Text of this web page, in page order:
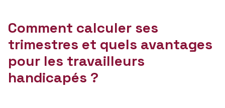
Comment calculer ses
trimestres et quels avantages
pour les travailleurs
handicapés ?